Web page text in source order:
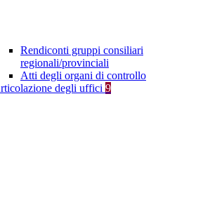
Rendiconti gruppi consiliari
regionali/provinciali
Atti degli organi di controllo
degli uffici 9